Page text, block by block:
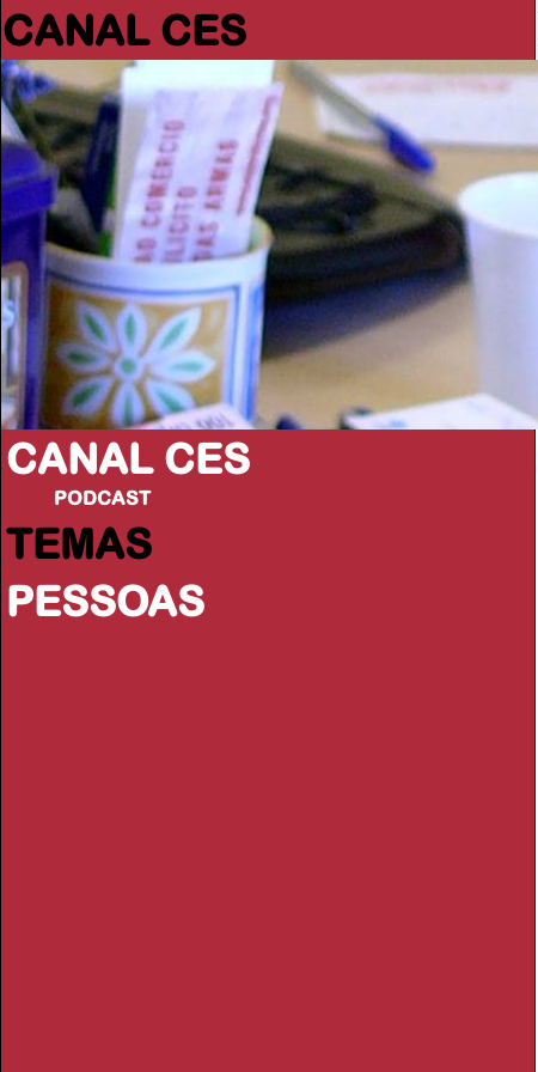
CANAL CES
CANAL CES
PODCAST
TEMAS
PESSOAS